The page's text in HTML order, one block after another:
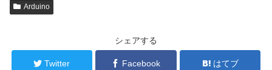
Arduino
シェアする
Twitter Facebook はてブ